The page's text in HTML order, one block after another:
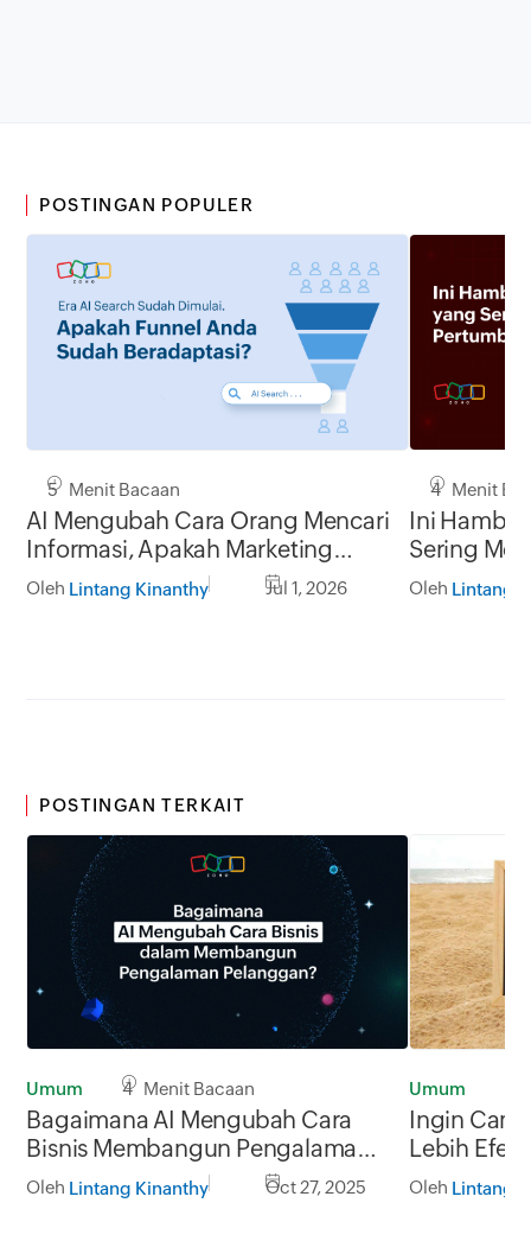
POSTINGAN POPULER
5 Menit Bacaan
AI Mengubah Cara Orang Mencari
Informasi, Apakah Marketing
Funnel Anda Masih Relevan?
Oleh Lintang Kinanthy Jul 1, 2026
4 Menit
Ini
Sering
Oleh Lintang
POSTINGAN TERKAIT
Umum 4 Menit Bacaan
Bagaimana AI Mengubah Cara
Bisnis Membangun Pengalaman
Pelanggan?
Oleh Lintang Kinanthy Oct 27, 2025
Umum
Ingin
Lebih
List Tetap
Oleh Lintang